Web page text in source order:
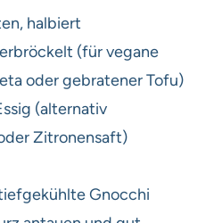
halbiert
(für vegane
oder gebratener Tofu)
(alternativ
Zitronensaft)
Gnocchi